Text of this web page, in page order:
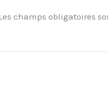
champs obligatoires